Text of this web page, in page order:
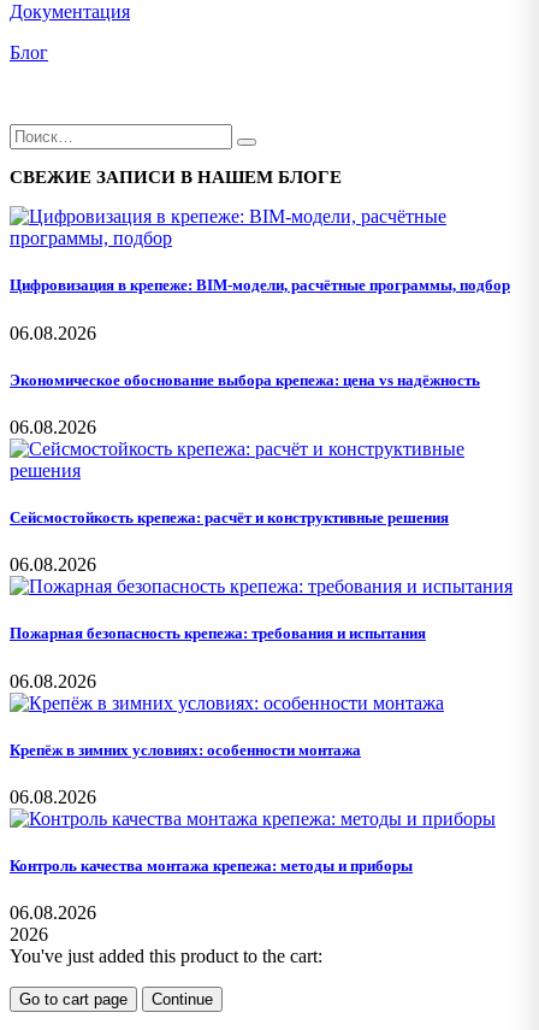
Документация
Блог
СВЕЖИЕ ЗАПИСИ В НАШЕМ БЛОГЕ
Цифровизация в крепеже: BIM-модели, расчётные программы, подбор
06.08.2026
Экономическое обоснование выбора крепежа: цена vs надёжность
06.08.2026
Сейсмостойкость крепежа: расчёт и конструктивные решения
06.08.2026
Пожарная безопасность крепежа: требования и испытания
06.08.2026
Крепёж в зимних условиях: особенности монтажа
06.08.2026
Контроль качества монтажа крепежа: методы и приборы
06.08.2026
2026
You've just added this product to the cart:
Go to cart page Continue